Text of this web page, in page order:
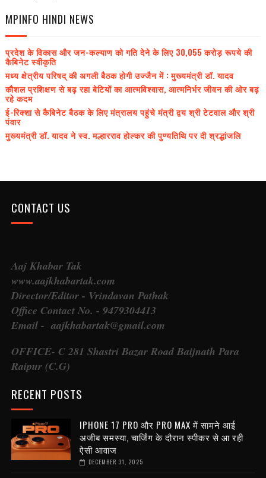
MPINFO HINDI NEWS
प्रदेश के विकास और जन-कल्याण को गति देने के लिए 30,055 करोड़ रूपये की
कैबिनेट स्वीकृति
मध्य क्षेत्रीय परिषद् की अगली बैठक होगी उज्जैन में : मुख्यमंत्री डॉ. यादव
कौशल प्रशिक्षण से बढ़ रहा बेटियों का आत्मविश्वास, आत्मनिर्भर जीवन की ओर बढ़
रहे कदम
ई-रिक्शा से कैबिनेट बैठक के लिए मंत्रालय पहुंचे मंत्री द्वय श्री टेटवाल और श्री
पंवार
मुख्यमंत्री डॉ. यादव ने स्व. मल्हारराव होल्कर की पुण्यतिथि पर दी श्रद्धांजलि
CONTACT US
Aaj Khabar Tak
www.aajkhabartak.com
Director/Editor - Vrindavan Pathak
Office Contact No. - 9479304413
Email - aajkhabartak@gmail.com
OFFICE- C 281 Shastri Bazar Road Baijnath Para
Raipur (C.G)
RECENT POSTS
IPHONE 17 PRO और PRO MAX में सामने आई
अजीब समस्या, चार्जिंग के दौरान स्पीकर से आ रही
ऐसी आवाज
DECEMBER 31, 2025